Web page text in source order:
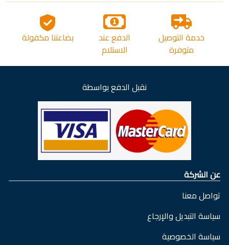
خدمة التوصيل
متوفرة
الدفع عند
الاستلام
بضاعتنا مكفولة
نقبل الدفع بواسطة
عن الشركة
تواصل معنا
سياسة التبديل والإرجاع
سياسة الخصوصية